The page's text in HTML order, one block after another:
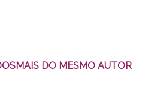
MAIS DO MESMO AUTOR